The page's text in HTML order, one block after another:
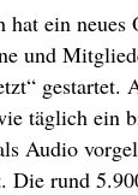
ein neues
und
gestartet.
täglich ein
Audio
Die rund